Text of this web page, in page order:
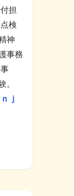
担
検
神
事務
。
ｊ